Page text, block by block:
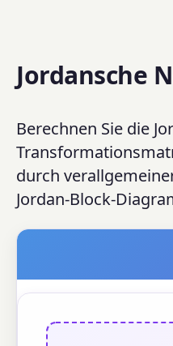
Jordansche
Berechnen Sie die
durch
Jordan-Block-